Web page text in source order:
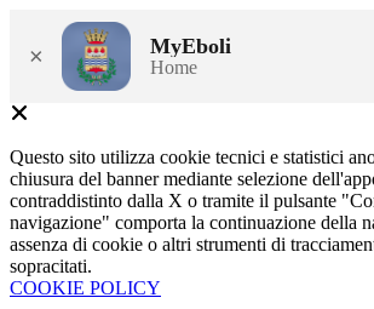
× MyEboli
Home
Questo sito utilizza cookie tecnici e statistici
chiusura del banner mediante selezione
contraddistinto dalla X o tramite il pulsante
navigazione" comporta la continuazione della
assenza di cookie o altri strumenti di
sopracitati.
COOKIE POLICY